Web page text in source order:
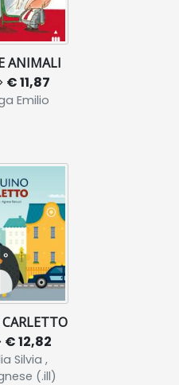
ANIMALI
€ 11,87
Emilio
€ 12,82
Silvia ,
(.ill)